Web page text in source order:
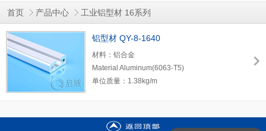
首页 产品中心 工业铝型材 16系列
铝型材 QY-8-1640
材料：铝合金
Material Aluminum(6063-T5)
单位质量：1.38kg/m
截面惯性：Zx：3.62cm3 Zy：1.42cm3